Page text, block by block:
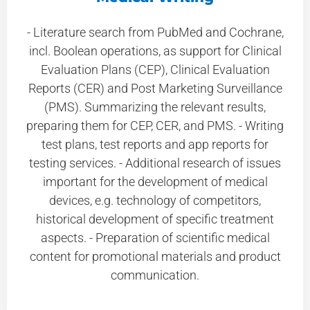
- Literature search from PubMed and Cochrane,
incl. Boolean operations, as support for Clinical
Evaluation Plans (CEP), Clinical Evaluation
Reports (CER) and Post Marketing Surveillance
(PMS). Summarizing the relevant results,
preparing them for CEP, CER, and PMS. - Writing
test plans, test reports and app reports for
testing services. - Additional research of issues
important for the development of medical
devices, e.g. technology of competitors,
historical development of specific treatment
aspects. - Preparation of scientific medical
content for promotional materials and product
communication.